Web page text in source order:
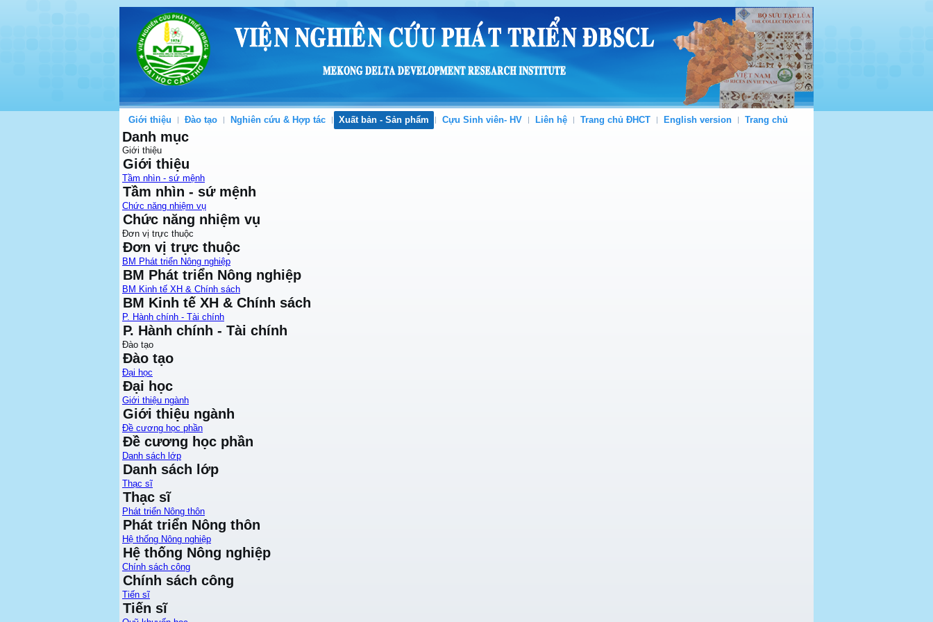
Giới thiệu Đào tạo Nghiên cứu & Hợp tác Xuất bản - Sản phẩm Cựu Sinh viên- HV Liên hệ Trang chủ ĐHCT English version Trang chủ
Danh mục
Giới thiệu
Giới thiệu
Tầm nhìn - sứ mệnh
Tầm nhìn - sứ mệnh
Chức năng nhiệm vụ
Chức năng nhiệm vụ
Đơn vị trực thuộc
Đơn vị trực thuộc
BM Phát triển Nông nghiệp
BM Phát triển Nông nghiệp
BM Kinh tế XH & Chính sách
BM Kinh tế XH & Chính sách
P. Hành chính - Tài chính
P. Hành chính - Tài chính
Đào tạo
Đào tạo
Đại học
Đại học
Giới thiệu ngành
Giới thiệu ngành
Đề cương học phần
Đề cương học phần
Danh sách lớp
Danh sách lớp
Thạc sĩ
Thạc sĩ
Phát triển Nông thôn
Phát triển Nông thôn
Hệ thống Nông nghiệp
Hệ thống Nông nghiệp
Chính sách công
Chính sách công
Tiến sĩ
Tiến sĩ